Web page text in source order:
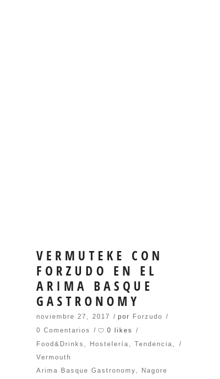
VERMUTEKE CON
FORZUDO EN EL
ARIMA BASQUE
GASTRONOMY
noviembre 27, 2017 por Forzudo
0 Comentarios
0 likes
Food&Drinks
Hostelería Tendencia
Vermouth
Arima Basque Gastronomy
Nagore